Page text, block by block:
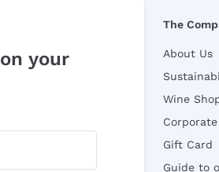
on your
The
About Us
Wine
Gift Card
Guide to